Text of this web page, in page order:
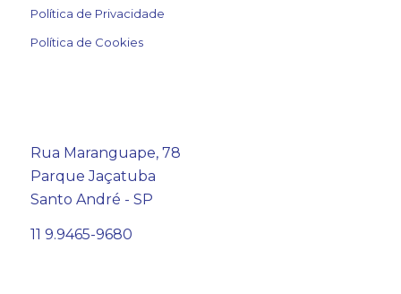
Política de Privacidade
Política de Cookies
Rua Maranguape, 78
Parque Jaçatuba
Santo André - SP
11 9.9465-9680